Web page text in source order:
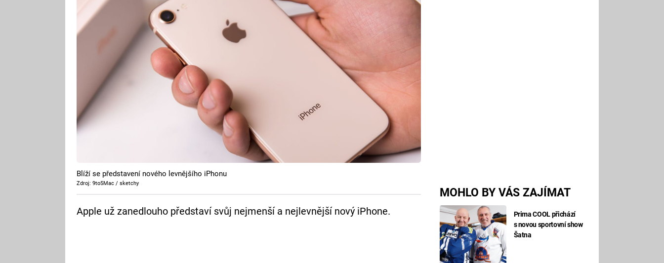
MOHLO BY VÁS ZAJÍMAT
Prima COOL přichází
s novou sportovní show
Šatna
Blíží se představení nového levnějšího iPhonu
Zdroj: 9to5Mac / sketchy
Apple už zanedlouho představí svůj nejmenší a nejlevnější nový iPhone.